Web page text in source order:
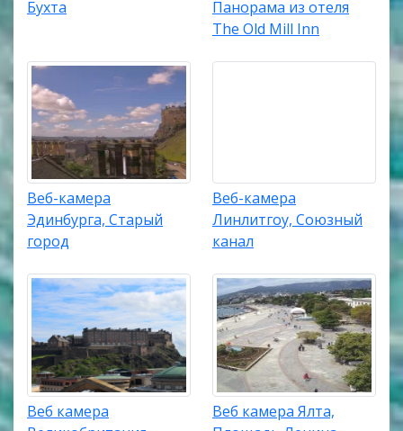
Бухта
Панорама из отеля
The Old Mill Inn
Веб-камера
Эдинбурга, Старый
город
Веб-камера
Линлитгоу, Союзный
канал
Веб камера
Веб камера Ялта,